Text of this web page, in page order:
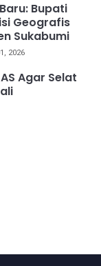
Bupati
Geografis
Sukabumi
2026
Agar Selat